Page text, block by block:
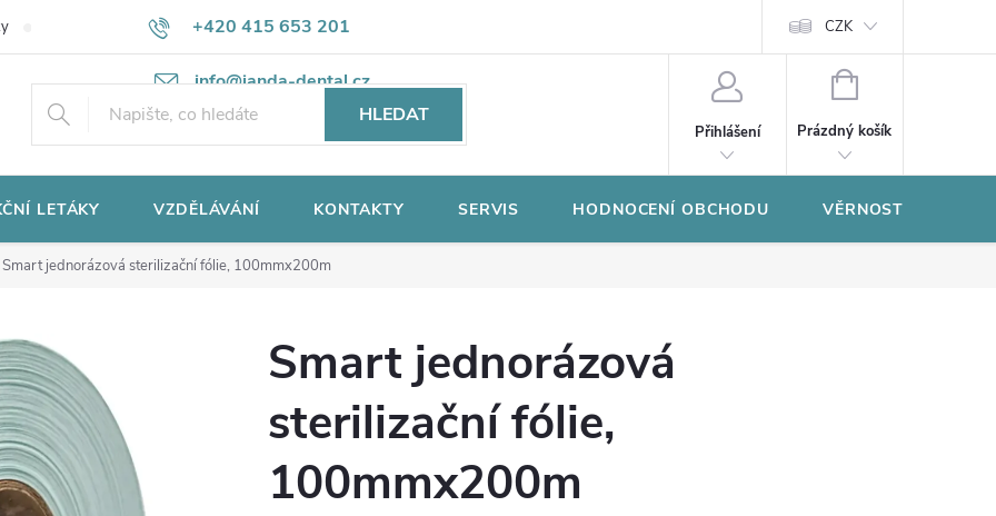
+420 415 653 201
info@janda-dental.cz
Potřebujete poradit? Ochrana osobních údajů CZK
HLEDAT
Přihlášení
NÁKUPNÍ
Prázdný košík
LETÁKY VZDĚLÁVÁNÍ KONTAKTY SERVIS HODNOCENÍ OBCHODU VĚRNOSTNÍ
Smart jednorázová sterilizační fólie, 100mmx200m
Smart jednorázová
sterilizační fólie,
100mmx200m